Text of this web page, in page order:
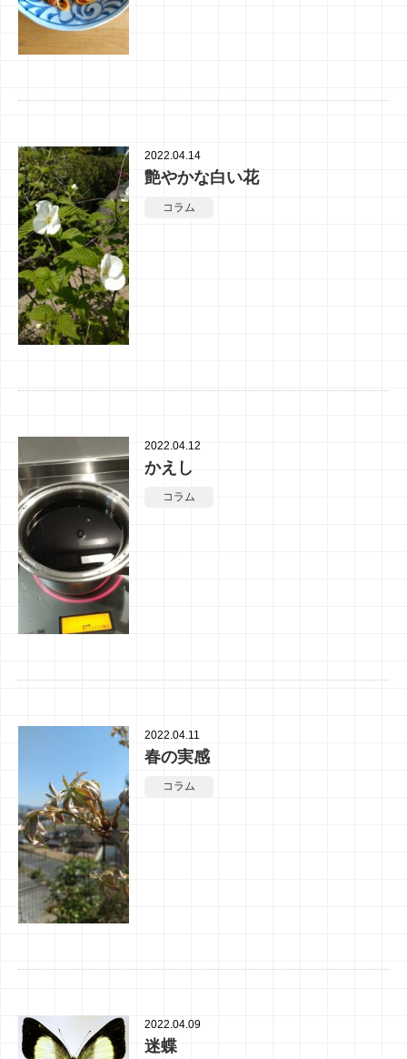
2022.04.14
艶やかな白い花
コラム
2022.04.12
かえし
コラム
2022.04.11
春の実感
コラム
2022.04.09
迷蝶